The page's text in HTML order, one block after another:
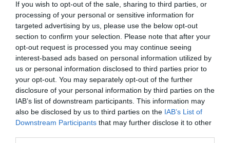
If you wish to opt-out of the sale, sharing to third parties, or
processing of your personal or sensitive information for
targeted advertising by us, please use the below opt-out
section to confirm your selection. Please note that after your
opt-out request is processed you may continue seeing
interest-based ads based on personal information utilized by
us or personal information disclosed to third parties prior to
your opt-out. You may separately opt-out of the further
disclosure of your personal information by third parties on the
IAB’s list of downstream participants. This information may
also be disclosed by us to third parties on the IAB’s List of
Downstream Participants that may further disclose it to other
AñadirDiarioSabemoscomo fuente preferida de
Google de forma gratuita
Mantente informado con las últimas noticias de actualidad.
ACTIVAR AHORA
RAFAEL JÓDAR